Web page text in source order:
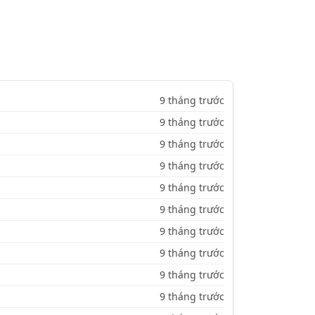
9 tháng trước
9 tháng trước
9 tháng trước
9 tháng trước
9 tháng trước
9 tháng trước
9 tháng trước
9 tháng trước
9 tháng trước
9 tháng trước